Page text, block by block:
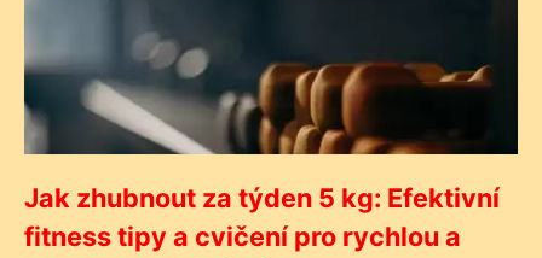
Jak zhubnout za týden 5 kg: Efektivní
fitness tipy a cvičení pro rychlou a